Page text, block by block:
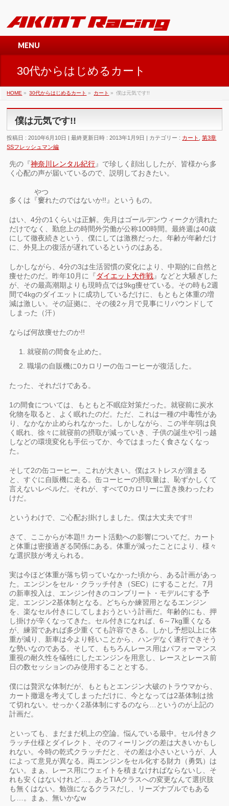
MENU
30代からはじめるカート
HOME » 30代からはじめるカート » カート » 僕は元気です!!
僕は元気です!!
投稿日 : 2010年6月10日 最終更新日時 : 2013年1月9日 カテゴリー : カート ,第3章
SSフレッシュマン編
先の『神奈川レンタル紀行 』で珍しく顔出ししたが、皆様から多
く心配の声が届いているので、説明しておきたい。
多くは『窶
やつ
れたのではないか!!』というもの。
はい、4分の1くらいは正解。先月はゴールデンウィークが潰れた
だけでなく、勤怠上の時間外労働が公称100時間。最終週は40歳
にして徹夜続きという、僕にしては激務だった。年齢が年齢だけ
に、外見上の復活が遅れているというのはある。
しかしながら、4分の3は生活習慣の変化により、中期的に自然と
痩せたのだ。昨年10月に『ダイエット大作戦 』などと大騒ぎした
が、その最高潮期よりも現時点では9kg痩せている。その時も2週
間で4kgのダイエットに成功しているだけに、もともと体重の増
減は激しい。その証拠に、その後2ヶ月で見事にリバウンドして
しまった（汗）
ならば何故痩せたのか!!
就寝前の間食を止めた。
職場の自販機に0カロリーの缶コーヒーが復活した。
たった、それだけである。
1の間食については、もともと不眠症対策だった。就寝前に炭水
化物を取ると、よく眠れたのだ。ただ、これは一種の中毒性があ
り、なかなか止められなかった。しかしながら、この半年弱は良
く眠れ、徐々に就寝前の摂取が減っていき、子供の誕生や引っ越
しなどの環境変化も手伝ってか、今ではまったく食さなくなっ
た。
そして2の缶コーヒー。これが大きい。僕はストレスが溜まる
と、すぐに自販機に走る。缶コーヒーの摂取量は、恥ずかしくて
言えないレベルだ。それが、すべて0カロリーに置き換わったわ
けだ。
というわけで、ご心配お掛けしました。僕は大丈夫です!!
さて、ここからが本題!! カート活動への影響についてだ。カート
と体重は密接過ぎる関係にある。体重が減ったことにより、様々
な選択肢が考えられる。
実は今ほど体重が落ち切っていなかった頃から、ある計画があっ
た。エンジンをセル・クラッチ付き（SEC）にすることだ。7月
の新車投入は、エンジン付きのコンプリート・モデルにする予
定。エンジン2基体制となる。どちらか練習用となるエンジン
を、楽なセル付きにしてしまおうという計画だ。年齢的にも、押
し掛けが辛くなってきた。セル付きになれば、6～7kg重くなる
が、練習であれば多少重くても許容できる。しかし予想以上に体
重が減り、新車は今より軽いことから、ハンデなく遂行できそう
な勢いなのである。そして、もちろんレース用はパフォーマンス
重視の耐久性を犠牲にしたエンジンを用意し、レースとレース前
日の数セッションのみ使用することとする。
僕には贅沢な体制だが、もともとエンジン大破のトラウマから、
カート撤退を考えてしまっただけに、今となっては2基体制は捨
て切れない。せっかく2基体制にするのなら…というのが上記の
計画だ。
といっても、まだまだ机上の空論。悩んでいる最中。セル付きク
ラッチ仕様とダイレクト、そのフィーリングの差は大きいかもし
れない。今時の乾式クラッチだと、その差は小さいというが、人
によって意見が異なる。両エンジンをセル化する財力（勇気）は
ない。まぁ、レース用にウェイトを積まなければならないし、そ
れも安くはないけれど…。あとTIAクラスへの変更なんて選択肢
も無くはない。勉強になるクラスだし、リーズナブルでもある
し…。まぁ、無いかなw